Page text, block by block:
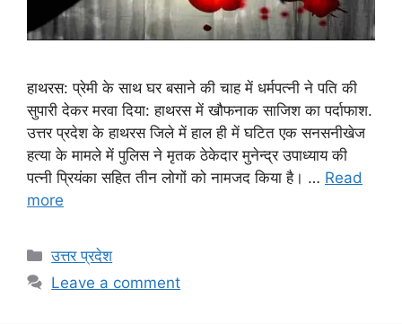
हाथरस: प्रेमी के साथ घर बसाने की चाह में धर्मपत्नी ने पति की
सुपारी देकर मरवा दिया: हाथरस में खौफनाक साजिश का पर्दाफाश.
उत्तर प्रदेश के हाथरस जिले में हाल ही में घटित एक सनसनीखेज
हत्या के मामले में पुलिस ने मृतक ठेकेदार मुनेन्द्र उपाध्याय की
पत्नी प्रियंका सहित तीन लोगों को नामजद किया है। … Read
more
Categories
उत्तर प्रदेश
Leave a comment